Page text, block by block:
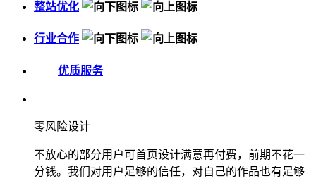
整站优化
行业合作
优质服务
零风险设计
不放心的部分用户可首页设计满意再付费，前期不花一
分钱。我们对用户足够的信任，对自己的作品也有足够